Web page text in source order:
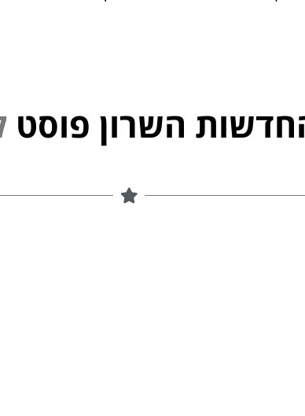
השרון פוסט